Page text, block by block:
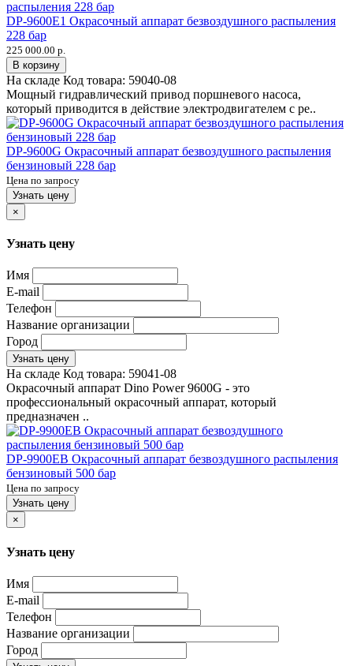
DP-9600E1 Окрасочный аппарат безвоздушного распыления
228 бар
225 000.00 р.
В корзину
На складе Код товара: 59040-08
Мощный гидравлический привод поршневого насоса,
который приводится в действие электродвигателем с ре..
DP-9600G Окрасочный аппарат безвоздушного распыления
бензиновый 228 бар
Цена по запросу
Узнать цену
×
Узнать цену
Имя
E-mail
Телефон
Название организации
Город
Узнать цену
На складе Код товара: 59041-08
Окрасочный аппарат Dino Power 9600G - это
профессиональный окрасочный аппарат, который
предназначен ..
DP-9900EB Окрасочный аппарат безвоздушного распыления
бензиновый 500 бар
Цена по запросу
Узнать цену
×
Узнать цену
Имя
E-mail
Телефон
Название организации
Город